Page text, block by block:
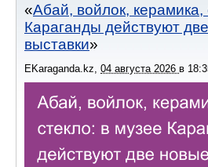
Абай, войлок, керамика,
Караганды действуют
выставки
EKaraganda.kz 04 августа 2026 в